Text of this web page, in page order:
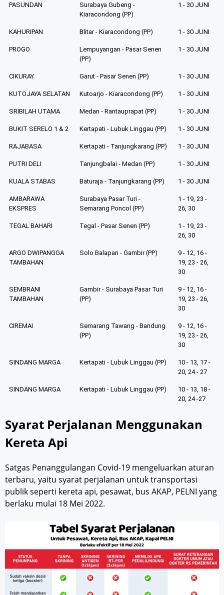
PASUNDAN
Surabaya Gubeng -
Kiaracondong (PP)
1 - 30 JUNI
KAHURIPAN Blitar - Kiaracondong (PP) 1 - 30 JUNI
PROGO
Lempuyangan - Pasar Senen
(PP)
1 - 30 JUNI
CIKURAY Garut - Pasar Senen (PP) 1 - 30 JUNI
KUTOJAYA SELATAN Kutoarjo - Kiaracondong (PP) 1 - 30 JUNI
SRIBILAH UTAMA Medan - Rantauprapat (PP) 1 - 30 JUNI
BUKIT SERELO 1 & 2 Kertapati - Lubuk Linggau (PP) 1 - 30 JUNI
RAJABASA Kertapati - Tanjungkarang (PP) 1 - 30 JUNI
PUTRI DELI Tanjungbalai - Medan (PP) 1 - 30 JUNI
KUALA STABAS Baturaja - Tanjungkarang (PP) 1 - 30 JUNI
AMBARAWA
EKSPRES
Surabaya Pasar Turi -
Semarang Poncol (PP)
1 - 19, 23 -
26, 30
TEGAL BAHARI Tegal - Pasar Senen (PP)
1 - 19, 23 -
26, 30
ARGO DWIPANGGA
TAMBAHAN
Solo Balapan - Gambir (PP)
9 - 12, 16 -
19, 23 - 26,
30
SEMBRANI
TAMBAHAN
Gambir - Surabaya Pasar Turi
(PP)
9 - 12, 16 -
19, 23 - 26,
30
CIREMAI
Semarang Tawang - Bandung
(PP)
9 - 12, 16 -
19, 23 - 26,
30
SINDANG MARGA Kertapati - Lubuk Linggau (PP)
10 - 13, 17 -
20, 24 - 27
SINDANG MARGA Kertapati - Lubuk Linggau (PP)
10 - 13, 18 -
20, 24 -27
Syarat Perjalanan Menggunakan
Kereta Api
Satgas Penanggulangan Covid-19 mengeluarkan aturan
terbaru, yaitu syarat perjalanan untuk transportasi
publik seperti kereta api, pesawat, bus AKAP, PELNI yang
berlaku mulai 18 Mei 2022.